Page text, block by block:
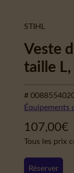
STIHL
Veste
taille
#
Équipements
107,00€
Tous les prix
Réserver